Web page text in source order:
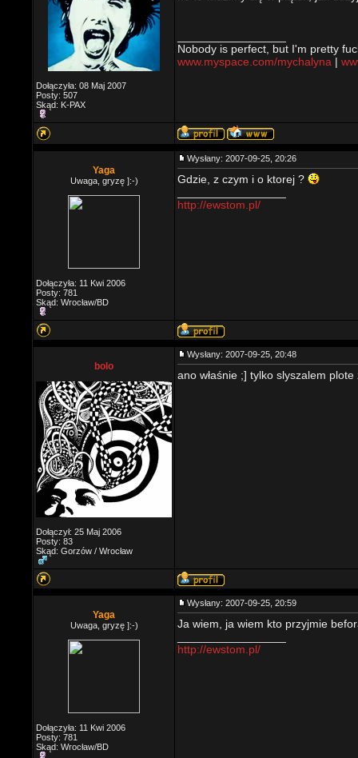
Dołączyła: 08 Maj 2007
Posty: 507
Skąd: K-PAX
Nobody is perfect, but I'm pretty
www.myspace.com/mychalyna |
Yaga
Uwaga, gryzę ]:-)
Dołączyła: 11 Kwi 2006
Posty: 781
Skąd: Wrocław/BD
Wysłany: 2007-09-25, 20:26
Gdzie, z czym i o ktorej ?
http://ewstom.pl/
bolo
Dołączył: 25 Maj 2006
Posty: 83
Skąd: Gorzów / Wrocław
Wysłany: 2007-09-25, 20:48
ano właśnie ;] tylko slyszalem
Yaga
Uwaga, gryzę ]:-)
Dołączyła: 11 Kwi 2006
Posty: 781
Skąd: Wrocław/BD
Wysłany: 2007-09-25, 20:59
Ja wiem, ja wiem kto przyjmie
http://ewstom.pl/